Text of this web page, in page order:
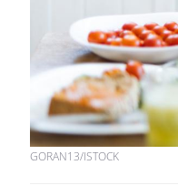
GORAN13/ISTOCK